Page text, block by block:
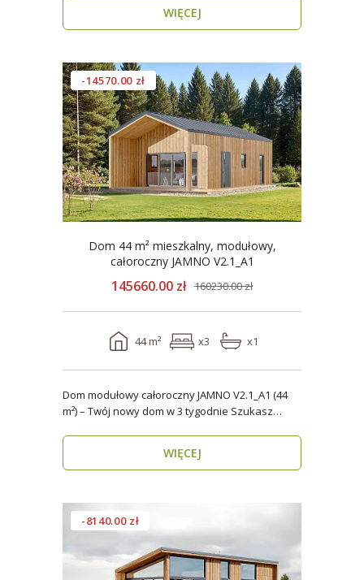
WIĘCEJ
-14570.00 zł
Dom 44 m² mieszkalny, modułowy,
całoroczny JAMNO V2.1_A1
145660.00 zł 160230.00 zł
44 m² x3 x1
Dom modułowy całoroczny JAMNO V2.1_A1 (44
m²) – Twój nowy dom w 3 tygodnie Szukasz
WIĘCEJ
-8140.00 zł